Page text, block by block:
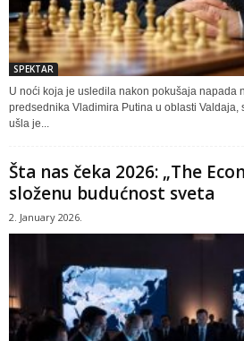
SPEKTAR
U noći koja je usledila nakon pokušaja napada
predsednika Vladimira Putina u oblasti Valdaja,
ušla je...
Šta nas čeka 2026: „The
složenu budućnost sveta
2. January 2026.